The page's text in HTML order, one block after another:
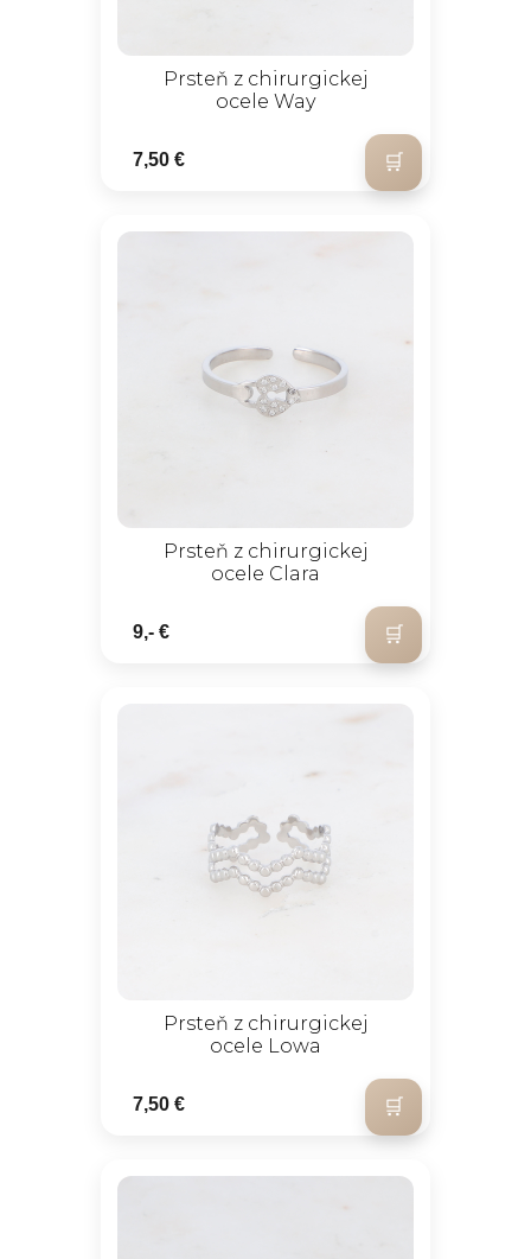
Prsteň z chirurgickej
ocele Way
7,50 €
Prsteň z chirurgickej
ocele Clara
9,- €
Prsteň z chirurgickej
ocele Lowa
7,50 €